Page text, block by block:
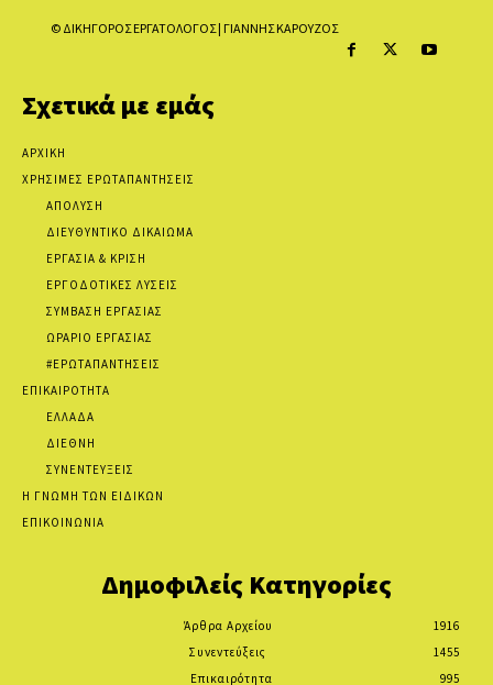
© ΔΙΚΗΓΟΡΟΣ ΕΡΓΑΤΟΛΟΓΟΣ | ΓΙΑΝΝΗΣ ΚΑΡΟΥΖΟΣ
Σχετικά με εμάς
ΑΡΧΙΚΗ
ΧΡΗΣΙΜΕΣ ΕΡΩΤΑΠΑΝΤΗΣΕΙΣ
ΑΠΟΛΥΣΗ
ΔΙΕΥΘΥΝΤΙΚΟ ΔΙΚΑΙΩΜΑ
ΕΡΓΑΣΙΑ & ΚΡΙΣΗ
ΕΡΓΟΔΟΤΙΚΕΣ ΛΥΣΕΙΣ
ΣΥΜΒΑΣΗ ΕΡΓΑΣΙΑΣ
ΩΡΑΡΙΟ ΕΡΓΑΣΙΑΣ
#ΕΡΩΤΑΠΑΝΤΗΣΕΙΣ
ΕΠΙΚΑΙΡΟΤΗΤΑ
ΕΛΛΑΔΑ
ΔΙΕΘΝΗ
ΣΥΝΕΝΤΕΥΞΕΙΣ
Η ΓΝΩΜΗ ΤΩΝ ΕΙΔΙΚΩΝ
ΕΠΙΚΟΙΝΩΝΙΑ
Δημοφιλείς Κατηγορίες
Άρθρα Αρχείου
1916
Συνεντεύξεις
1455
Επικαιρότητα
995